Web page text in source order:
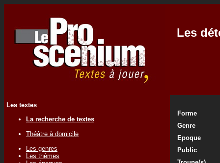
Les
Les textes
La recherche de textes
Théâtre à domicile
Les genres
Les thèmes
Forme
Genre
Epoque
Public